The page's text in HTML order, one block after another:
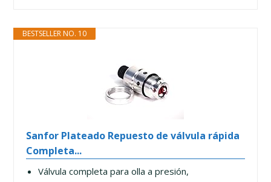
BESTSELLER NO. 10
Sanfor Plateado Repuesto de válvula rápida
Completa...
Válvula completa para olla a presión,